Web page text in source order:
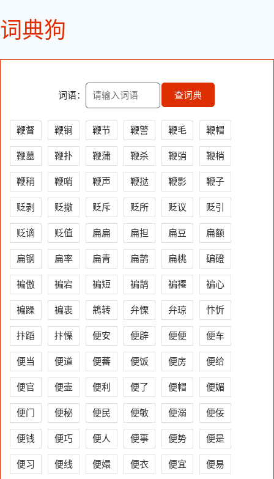
词典狗
词语： 查词典
鞭督 鞭锏 鞭节 鞭警 鞭毛 鞭帽
鞭墓 鞭扑 鞭蒲 鞭杀 鞭弰 鞭梢
鞭稍 鞭哨 鞭声 鞭挞 鞭影 鞭子
贬剥 贬撤 贬斥 贬所 贬议 贬引
贬谪 贬值 扁扁 扁担 扁豆 扁额
扁钢 扁率 扁青 扁鹊 扁桃 碥磴
褊傲 褊宕 褊短 褊鹊 褊褼 褊心
褊躁 褊衷 鴘转 弁慄 弁琼 忭忻
抃蹈 抃慄 便安 便辟 便便 便车
便当 便道 便蕃 便饭 便房 便给
便官 便壶 便利 便了 便帽 便媚
便门 便秘 便民 便敏 便溺 便佞
便钱 便巧 便人 便事 便势 便是
便习 便线 便嬛 便衣 便宜 便易